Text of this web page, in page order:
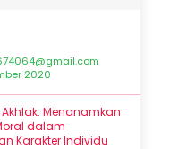
2020
Menanamkan
dalam
Karakter Individu